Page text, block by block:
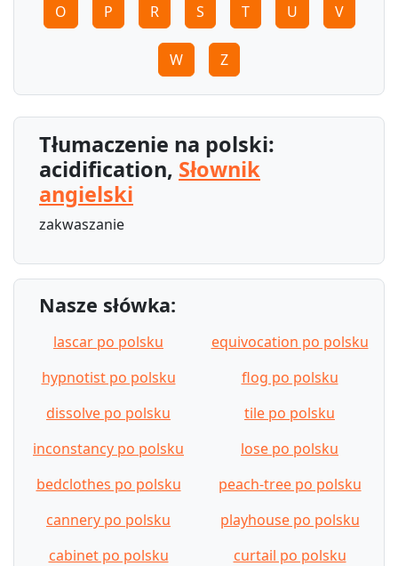
O P R S T U V
W Z
Tłumaczenie na polski:
acidification, Słownik
angielski
zakwaszanie
Nasze słówka:
lascar po polsku
equivocation po polsku
hypnotist po polsku
flog po polsku
dissolve po polsku
tile po polsku
inconstancy po polsku
lose po polsku
bedclothes po polsku
peach-tree po polsku
cannery po polsku
playhouse po polsku
cabinet po polsku
curtail po polsku